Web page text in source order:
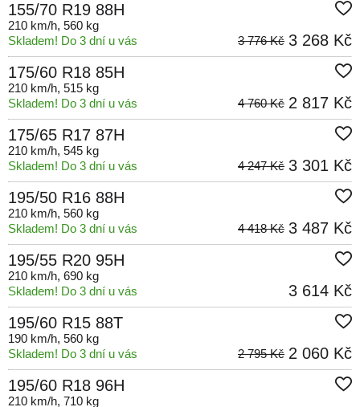
155/70 R19 88H
210 km/h, 560 kg
Skladem! Do 3 dní u vás
3 268 Kč
3 776 Kč
175/60 R18 85H
210 km/h, 515 kg
Skladem! Do 3 dní u vás
2 817 Kč
4 760 Kč
175/65 R17 87H
210 km/h, 545 kg
Skladem! Do 3 dní u vás
3 301 Kč
4 247 Kč
195/50 R16 88H
210 km/h, 560 kg
Skladem! Do 3 dní u vás
3 487 Kč
4 418 Kč
195/55 R20 95H
210 km/h, 690 kg
Skladem! Do 3 dní u vás
3 614 Kč
195/60 R15 88T
190 km/h, 560 kg
Skladem! Do 3 dní u vás
2 060 Kč
2 795 Kč
195/60 R18 96H
210 km/h, 710 kg